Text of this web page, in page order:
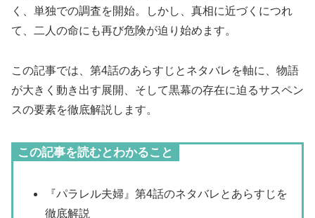
く、単独での調査を開始。しかし、真相に近づくにつれ
て、二人の命にも再び危険が迫り始めます。
この記事では、第4話のあらすじとネタバレを軸に、物語
が大きく動き出す展開、そして黒幕の存在に迫るサスペン
スの要素を徹底解説します。
この記事を読むとわかること
『パラレル夫婦』第4話のネタバレとあらすじを
徹底解説